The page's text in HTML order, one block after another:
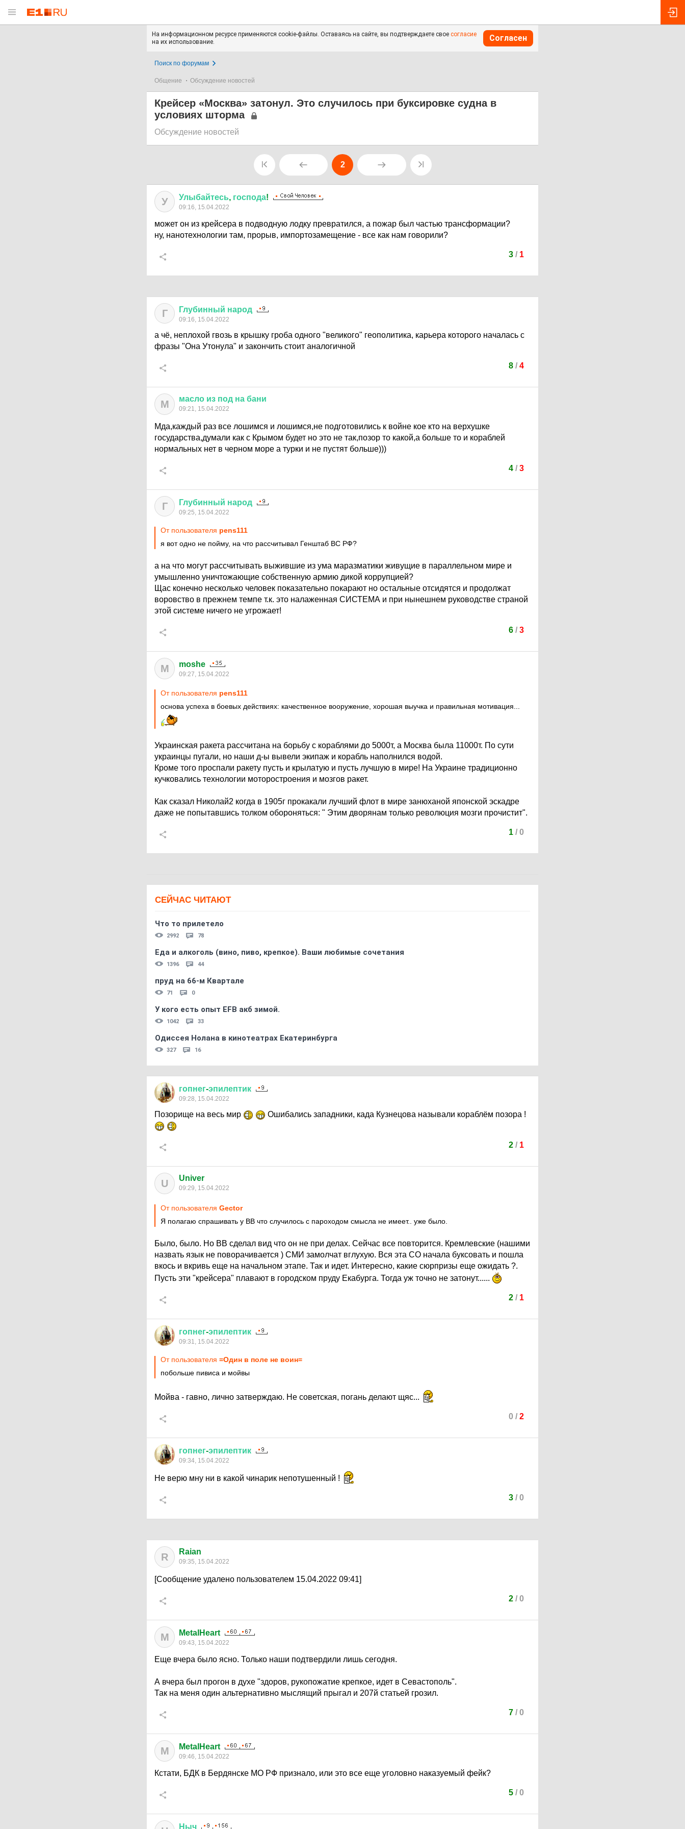
На информационном ресурсе применяются cookie-файлы. Оставаясь на сайте, вы подтверждаете свое согласие
на их использование.
Согласен
Поиск по форумам
Общение Обсуждение новостей
Крейсер «Москва» затонул. Это случилось при буксировке судна в
условиях шторма
Обсуждение новостей
2
У Улыбайтесь, господа!
09:16, 15.04.2022
может он из крейсера в подводную лодку превратился, а пожар был частью трансформации?
ну, нанотехнологии там, прорыв, импортозамещение - все как нам говорили?
3/ 1
Г Глубинный народ
09:16, 15.04.2022
а чё, неплохой гвозь в крышку гроба одного "великого" геополитика, карьера которого началась с
фразы "Она Утонула" и закончить стоит аналогичной
8/ 4
М масло из под на бани
09:21, 15.04.2022
Мда,каждый раз все лошимся и лошимся,не подготовились к войне кое кто на верхушке
государства,думали как с Крымом будет но это не так,позор то какой,а больше то и кораблей
нормальных нет в черном море а турки и не пустят больше)))
4/ 3
Г Глубинный народ
09:25, 15.04.2022
От пользователя pens111
я вот одно не пойму, на что рассчитывал Генштаб ВС РФ?
а на что могут рассчитывать выжившие из ума маразматики живущие в параллельном мире и
умышленно уничтожающие собственную армию дикой коррупцией?
Щас конечно несколько человек показательно покарают но остальные отсидятся и продолжат
воровство в прежнем темпе т.к. это налаженная СИСТЕМА и при нынешнем руководстве страной
этой системе ничего не угрожает!
6/ 3
M moshe
09:27, 15.04.2022
От пользователя pens111
основа успеха в боевых действиях: качественное вооружение, хорошая выучка и правильная мотивация...
Украинская ракета рассчитана на борьбу с кораблями до 5000т, а Москва была 11000т. По сути
украинцы пугали, но наши д-ы вывели экипаж и корабль наполнился водой.
Кроме того проспали ракету пусть и крылатую и пусть лучшую в мире! На Украине традиционно
кучковались технологии моторостроения и мозгов ракет.
Как сказал Николай2 когда в 1905г прокакали лучший флот в мире занюханой японской эскадре
даже не попытавшись толком обороняться: " Этим дворянам только революция мозги прочистит".
1/ 0
СЕЙЧАС ЧИТАЮТ
Что то прилетело
2992 78
Еда и алкоголь (вино, пиво, крепкое). Ваши любимые сочетания
1396 44
пруд на 66-м Квартале
71 0
У кого есть опыт EFB акб зимой.
1042 33
Одиссея Нолана в кинотеатрах Екатеринбурга
327 16
гопнег-эпилептик
09:28, 15.04.2022
Позорище на весь мир Ошибались западники, када Кузнецова называли кораблём позора !
2/ 1
U Univer
09:29, 15.04.2022
От пользователя Gector
Я полагаю спрашивать у ВВ что случилось с пароходом смысла не имеет.. уже было.
Было, было. Но ВВ сделал вид что он не при делах. Сейчас все повторится. Кремлевские (нашими
назвать язык не поворачивается ) СМИ замолчат вглухую. Вся эта СО начала буксовать и пошла
вкось и вкривь еще на начальном этапе. Так и идет. Интересно, какие сюрпризы еще ожидать ?.
Пусть эти "крейсера" плавают в городском пруду Екабурга. Тогда уж точно не затонут......
2/ 1
гопнег-эпилептик
09:31, 15.04.2022
От пользователя =Один в поле не воин=
побольше пивиса и мойвы
Мойва - гавно, лично затверждаю. Не советская, погань делают щяс...
0 / 2
гопнег-эпилептик
09:34, 15.04.2022
Не верю мну ни в какой чинарик непотушенный !
3/ 0
R Raian
09:35, 15.04.2022
[Сообщение удалено пользователем 15.04.2022 09:41]
2/ 0
M MetalHeart
09:43, 15.04.2022
Еще вчера было ясно. Только наши подтвердили лишь сегодня.
А вчера был прогон в духе "здоров, рукопожатие крепкое, идет в Севастополь".
Так на меня один альтернативно мыслящий прыгал и 207й статьей грозил.
7/ 0
M MetalHeart
09:46, 15.04.2022
Кстати, БДК в Бердянске МО РФ признало, или это все еще уголовно наказуемый фейк?
5/ 0
Ныч